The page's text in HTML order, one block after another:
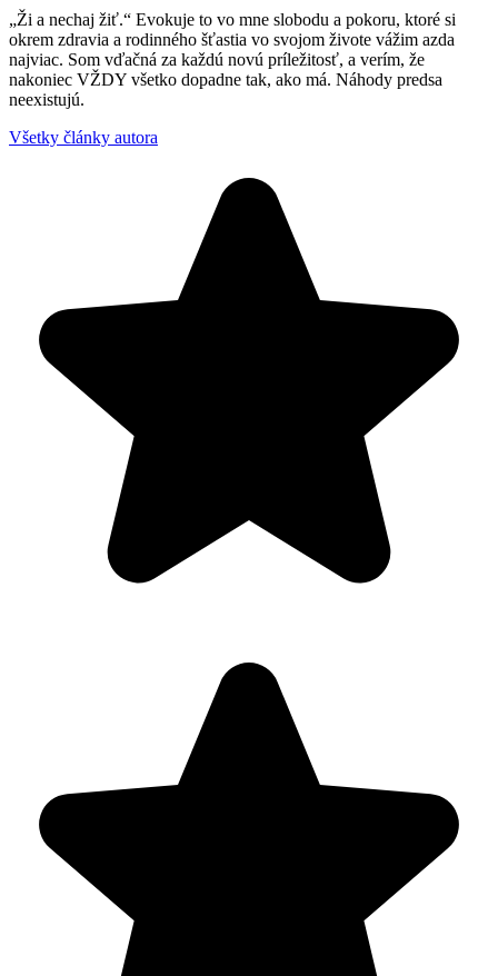
„Ži a nechaj žiť.“ Evokuje to vo mne slobodu a pokoru, ktoré si
okrem zdravia a rodinného šťastia vo svojom živote vážim azda
najviac. Som vďačná za každú novú príležitosť, a verím, že
nakoniec VŽDY všetko dopadne tak, ako má. Náhody predsa
neexistujú.
Všetky články autora